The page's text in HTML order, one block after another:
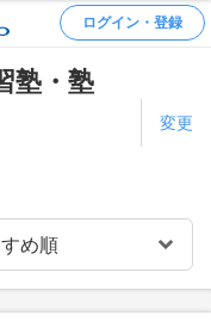
ログイン・登録
塾・塾
変更